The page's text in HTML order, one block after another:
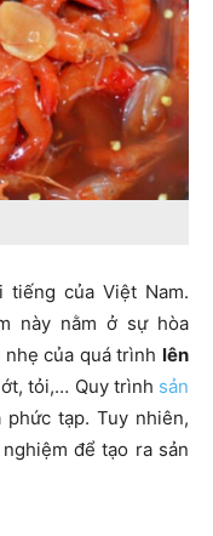
tiếng của Việt Nam.
này nằm ở sự hòa
của quá trình lên
tỏi,… Quy trình sản
tạp. Tuy nhiên,
để tạo ra sản